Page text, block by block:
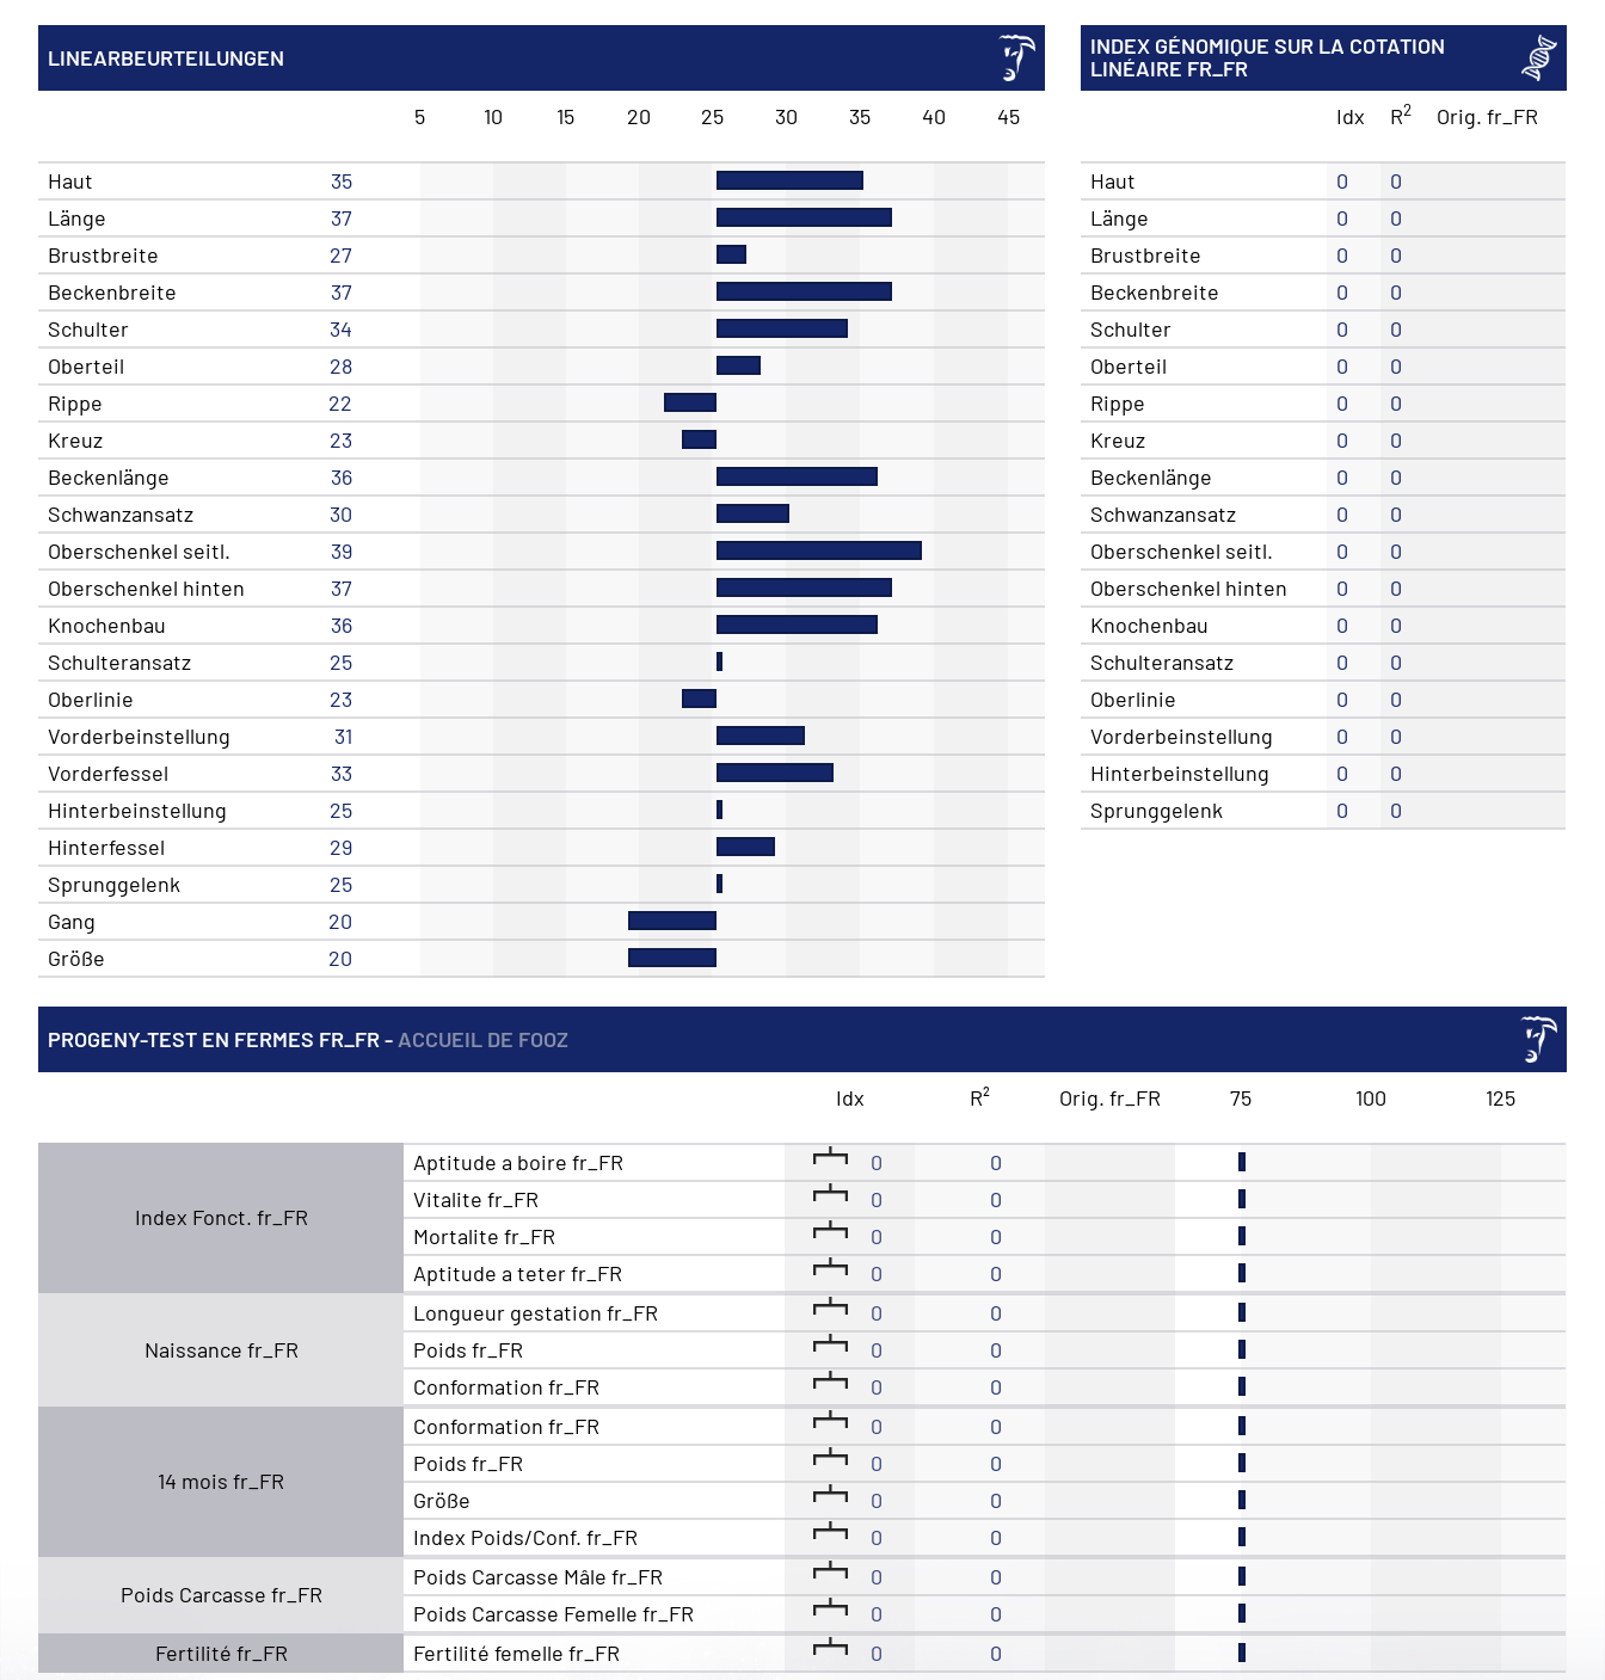
LINEARBEURTEILUNGEN
5 10 15 20 25 30 35 40 45
Haut
35
Länge
37
Brustbreite
27
Beckenbreite
37
Schulter
34
Oberteil
28
Rippe
22
Kreuz
23
Beckenlänge
36
Schwanzansatz
30
Oberschenkel seitl.
39
Oberschenkel hinten
37
Knochenbau
36
Schulteransatz
25
Oberlinie
23
Vorderbeinstellung
31
Vorderfessel
33
Hinterbeinstellung
25
Hinterfessel
29
Sprunggelenk
25
Gang
20
Größe
20
INDEX GÉNOMIQUE SUR LA COTATION
LINÉAIRE FR_FR
Idx
R2 Orig. fr_FR
Haut 0
0
Länge
0
0
Brustbreite
0
0
Beckenbreite
0
0
Schulter
0
0
Oberteil
0
0
Rippe
0
0
Kreuz
0
0
Beckenlänge
0
0
Schwanzansatz
0
0
Oberschenkel seitl.
0
0
Oberschenkel hinten
0
0
Knochenbau
0
0
Schulteransatz
0
0
Oberlinie
0
0
Vorderbeinstellung
0
0
Hinterbeinstellung
0
0
Sprunggelenk
0 0
PROGENY-TEST EN FERMES FR_FR - ACCUEIL DE FOOZ
Idx R² Orig. fr_FR 75 100 125
Index Fonct. fr_FR
Aptitude a boire fr_FR 0
0
Vitalite fr_FR
0
0
Mortalite fr_FR
0
0
Aptitude a teter fr_FR
0 0
Naissance fr_FR
Longueur gestation fr_FR 0
0
Poids fr_FR
0
0
Conformation fr_FR
0 0
14 mois fr_FR
Conformation fr_FR 0
0
Poids fr_FR
0
0
Größe
0
0
Index Poids/Conf. fr_FR
0 0
Poids Carcasse fr_FR
Poids Carcasse Mâle fr_FR 0
0
Poids Carcasse Femelle fr_FR
0
0
Fertilité fr_FR
Fertilité femelle fr_FR 0 0